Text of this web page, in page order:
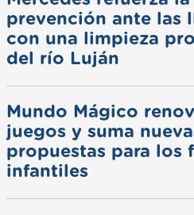
prevención ante las
con una limpieza
del río Luján
Mundo Mágico
juegos y suma
propuestas para los
infantiles